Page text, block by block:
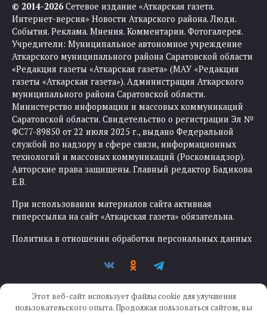
© 2014-2026Сетевое издание «Аткарская газета.
Интернет-версия» Новости Аткарского района. Люди.
События. Реклама. Мнения. Комментарии. Фотогалерея.
Учредители: Муниципальное автономное учреждение
Аткарского муниципального района Саратовской области
«Редакция газеты «Аткарская газета» (МАУ «Редакция
газеты «Аткарская газета»). Администрация Аткарского
муниципального района Саратовской области.
Министерство информации и массовых коммуникаций
Саратовской области. Свидетельство о регистрации Эл №
ФС77-89850 от 22 июля 2025 г., выдано Федеральной
службой по надзору в сфере связи, информационных
технологий и массовых коммуникаций (Роскомнадзор).
Авторские права защищены. Главный редактор Бадикова
Е.В.
При использовании материалов сайта активная
гиперссылка на сайт «Аткарская газета» обязательна.
Политика в отношении обработки персональных данных
Этот веб-сайт использует файлы cookie для улучшения
пользовательского опыта. Продолжая пользоваться сайтом, вы